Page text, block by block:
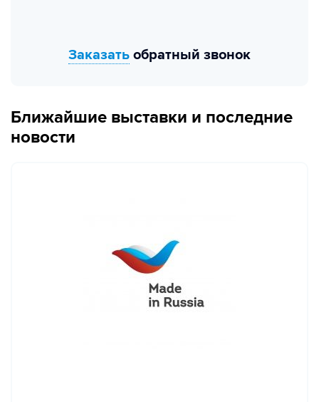
Заказать обратный звонок
Ближайшие выставки и последние
новости